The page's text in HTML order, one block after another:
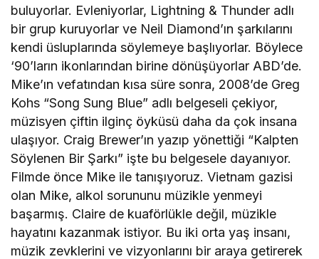
buluyorlar. Evleniyorlar, Lightning & Thunder adlı
bir grup kuruyorlar ve Neil Diamond’ın şarkılarını
kendi üsluplarında söylemeye başlıyorlar. Böylece
‘90’ların ikonlarından birine dönüşüyorlar ABD’de.
Mike’ın vefatından kısa süre sonra, 2008’de Greg
Kohs “Song Sung Blue” adlı belgeseli çekiyor,
müzisyen çiftin ilginç öyküsü daha da çok insana
ulaşıyor. Craig Brewer’ın yazıp yönettiği “Kalpten
Söylenen Bir Şarkı” işte bu belgesele dayanıyor.
Filmde önce Mike ile tanışıyoruz. Vietnam gazisi
olan Mike, alkol sorununu müzikle yenmeyi
başarmış. Claire de kuaförlükle değil, müzikle
hayatını kazanmak istiyor. Bu iki orta yaş insanı,
müzik zevklerini ve vizyonlarını bir araya getirerek